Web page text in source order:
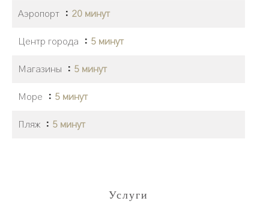
Аэропорт 20 минут
Центр города 5 минут
Магазины 5 минут
Море 5 минут
Пляж 5 минут
Услуги